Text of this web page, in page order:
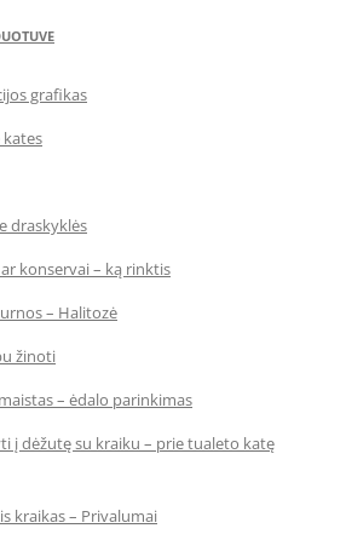
grafikas
kates
draskyklės
konservai – ką rinktis
– Halitozė
žinoti
– ėdalo parinkimas
į dėžutę su kraiku – prie tualeto katę
kraikas – Privalumai